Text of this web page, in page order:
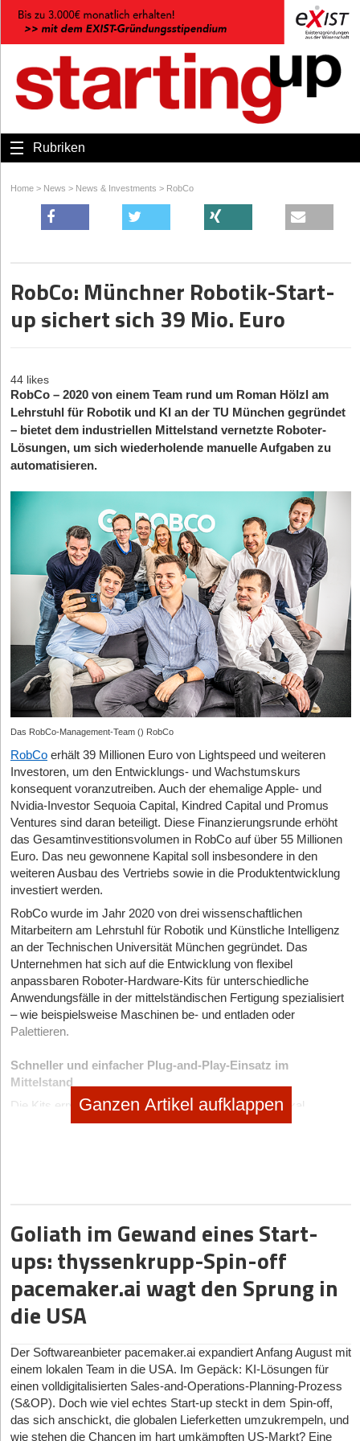
Rubriken
Home > News > News & Investments > RobCo
RobCo: Münchner Robotik-Start-
up sichert sich 39 Mio. Euro
44 likes
RobCo – 2020 von einem Team rund um Roman Hölzl am
Lehrstuhl für Robotik und KI an der TU München gegründet
– bietet dem industriellen Mittelstand vernetzte Roboter-
Lösungen, um sich wiederholende manuelle Aufgaben zu
automatisieren.
Das RobCo-Management-Team () RobCo
RobCo erhält 39 Millionen Euro von Lightspeed und weiteren
Investoren, um den Entwicklungs- und Wachstumskurs
konsequent voranzutreiben. Auch der ehemalige Apple- und
Nvidia-Investor Sequoia Capital, Kindred Capital und Promus
Ventures sind daran beteiligt. Diese Finanzierungsrunde erhöht
das Gesamtinvestitionsvolumen in RobCo auf über 55 Millionen
Euro. Das neu gewonnene Kapital soll insbesondere in den
weiteren Ausbau des Vertriebs sowie in die Produktentwicklung
investiert werden.
RobCo wurde im Jahr 2020 von drei wissenschaftlichen
Mitarbeitern am Lehrstuhl für Robotik und Künstliche Intelligenz
an der Technischen Universität München gegründet. Das
Unternehmen hat sich auf die Entwicklung von flexibel
anpassbaren Roboter-Hardware-Kits für unterschiedliche
Anwendungsfälle in der mittelständischen Fertigung spezialisiert
– wie beispielsweise Maschinen be- und entladen oder
Palettieren.
Schneller und einfacher Plug-and-Play-Einsatz im
Mittelstand
Die Kits ermöglichen auf Basis der einzigartigen, vertikal
integrierten Hardware- und Software-Plattform RobCo Studio
Programmierung oder geschultes Fachpersonal sind aufgrund
des Low-Code-Ansatzes nicht erforderlich. Zudem zeichnet sich
die Plattform durch ein modulares End-to-End-System aus, das
mit allen zukunftsfähigen Schnittstellen ausgestattet ist. Eine
innovative Sensor- und Softwareebene sorgt für die Langlebigkeit
der Hardware. Die Lösungen von RobCo sind insbesondere für
mittelständische Industriebetriebe konzipiert, für die sich der
wechselnde Aufgaben umprogrammiert werden können. RobCo
unterstützt Unternehmen beim Einstieg in die Welt der
Automatisierung und bei der Transformation hin zur Industrie 4.0.
„Durch eine umfassende RobCo-Automatisierungslösung im
Bereich Palettierung, können wir insbesondere dem anhaltenden
Ganzen Artikel aufklappen
Goliath im Gewand eines Start-
ups: thyssenkrupp-Spin-off
pacemaker.ai wagt den Sprung in
die USA
Der Softwareanbieter pacemaker.ai expandiert Anfang August mit
einem lokalen Team in die USA. Im Gepäck: KI-Lösungen für
einen volldigitalisierten Sales-and-Operations-Planning-Prozess
(S&OP). Doch wie viel echtes Start-up steckt in dem Spin-off,
das sich anschickt, die globalen Lieferketten umzukrempeln, und
wie stehen die Chancen im hart umkämpften US-Markt? Eine